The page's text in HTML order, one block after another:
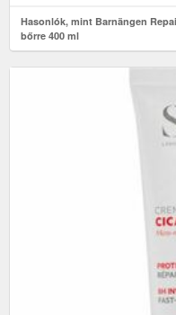
Hasonlók, mint Barnängen
bőrre 400 ml